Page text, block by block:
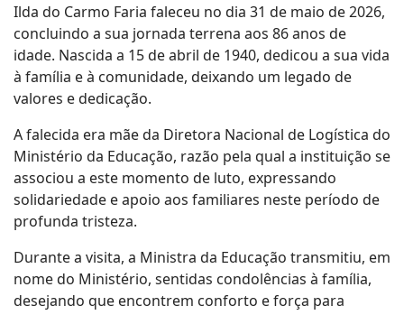
Ilda do Carmo Faria faleceu no dia 31 de maio de 2026,
concluindo a sua jornada terrena aos 86 anos de
idade. Nascida a 15 de abril de 1940, dedicou a sua vida
à família e à comunidade, deixando um legado de
valores e dedicação.
A falecida era mãe da Diretora Nacional de Logística do
Ministério da Educação, razão pela qual a instituição se
associou a este momento de luto, expressando
solidariedade e apoio aos familiares neste período de
profunda tristeza.
Durante a visita, a Ministra da Educação transmitiu, em
nome do Ministério, sentidas condolências à família,
desejando que encontrem conforto e força para